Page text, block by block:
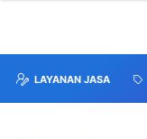
LAYANAN JASA